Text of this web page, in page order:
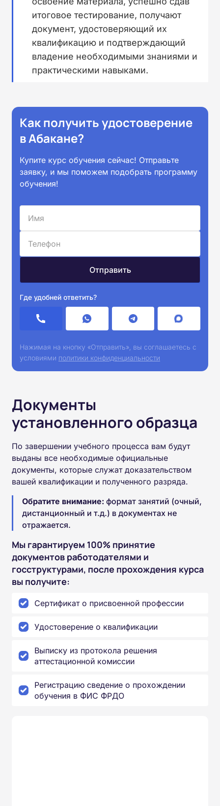
итоговое тестирование, получают
документ, удостоверяющий их
квалификацию и подтверждающий
владение необходимыми знаниями и
практическими навыками.
Как получить удостоверение
в Абакане?
Купите курс обучения сейчас! Отправьте
заявку, и мы поможем подобрать программу
обучения!
Где удобней ответить?
Нажимая на кнопку «Отправить», вы соглашаетесь с
условиями политики конфиденциальности
Документы
установленного образца
По завершении учебного процесса вам будут
выданы все необходимые официальные
документы, которые служат доказательством
вашей квалификации и полученного разряда.
Обратите внимание: формат занятий (очный,
дистанционный и т.д.) в документах не
отражается.
Мы гарантируем 100% принятие
документов работодателями и
госструктурами, после прохождения курса
вы получите:
Сертификат о присвоенной профессии
Удостоверение о квалификации
Выписку из протокола решения
аттестационной комиссии
Регистрацию сведение о прохождении
обучения в ФИС ФРДО